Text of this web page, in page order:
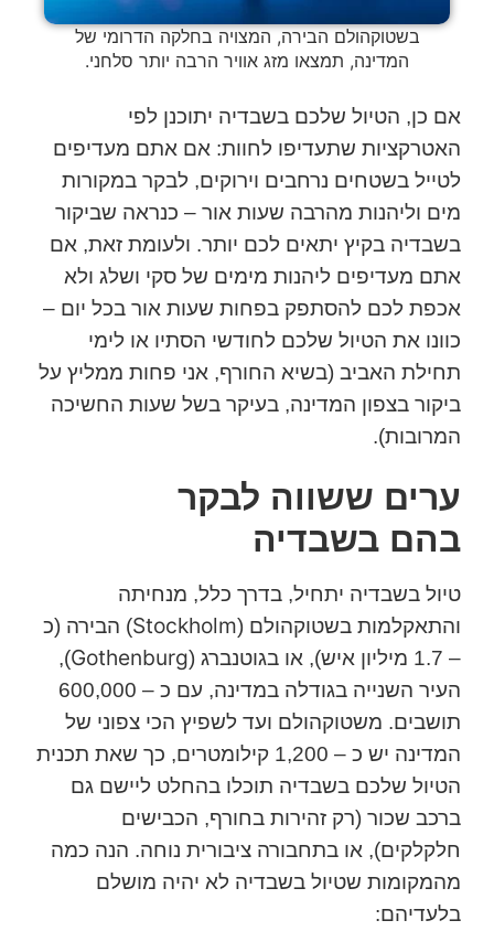
בשטוקהולם הבירה, המצויה בחלקה הדרומי של
המדינה, תמצאו מזג אוויר הרבה יותר סלחני.
אם כן, הטיול שלכם בשבדיה יתוכנן לפי
האטרקציות שתעדיפו לחוות: אם אתם מעדיפים
לטייל בשטחים נרחבים וירוקים, לבקר במקורות
מים וליהנות מהרבה שעות אור – כנראה שביקור
בשבדיה בקיץ יתאים לכם יותר. ולעומת זאת, אם
אתם מעדיפים ליהנות מימים של סקי ושלג ולא
אכפת לכם להסתפק בפחות שעות אור בכל יום –
כוונו את הטיול שלכם לחודשי הסתיו או לימי
תחילת האביב (בשיא החורף, אני פחות ממליץ על
ביקור בצפון המדינה, בעיקר בשל שעות החשיכה
המרובות).
ערים ששווה לבקר
בהם בשבדיה
טיול בשבדיה יתחיל, בדרך כלל, מנחיתה
והתאקלמות בשטוקהולם (Stockholm) הבירה (כ
– 1.7 מיליון איש), או בגוטנברג (
Gothenburg
),
העיר השנייה בגודלה במדינה, עם כ – 600,000
תושבים. משטוקהולם ועד לשפיץ הכי צפוני של
המדינה יש כ – 1,200 קילומטרים, כך שאת תכנית
הטיול שלכם בשבדיה תוכלו בהחלט ליישם גם
ברכב שכור (רק זהירות בחורף, הכבישים
חלקלקים), או בתחבורה ציבורית נוחה. הנה כמה
מהמקומות שטיול בשבדיה לא יהיה מושלם
בלעדיהם: